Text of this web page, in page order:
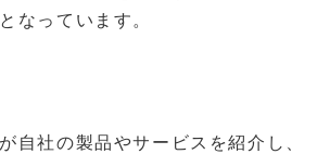
なっています。
自社の製品やサービスを紹介し、